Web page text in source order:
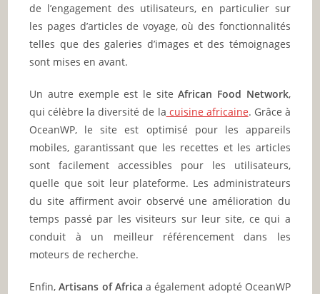
de l’engagement des utilisateurs, en particulier sur
les pages d’articles de voyage, où des fonctionnalités
telles que des galeries d’images et des témoignages
sont mises en avant.
Un autre exemple est le siteAfrican Food Network,
qui célèbre la diversité de la cuisine africaine. Grâce à
OceanWP, le site est optimisé pour les appareils
mobiles, garantissant que les recettes et les articles
sont facilement accessibles pour les utilisateurs,
quelle que soit leur plateforme. Les administrateurs
du site affirment avoir observé une amélioration du
temps passé par les visiteurs sur leur site, ce qui a
conduit à un meilleur référencement dans les
moteurs de recherche.
Enfin,Artisans of Africa a également adopté OceanWP